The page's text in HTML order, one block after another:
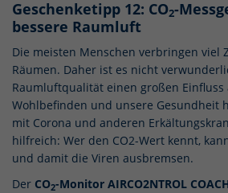
Geschenketipp 12: CO2-
bessere Raumluft
Die meisten Menschen verbringen viel
Räumen. Daher ist es nicht
Raumluftqualität einen großen
Wohlbefinden und unsere Gesundheit
mit Corona und anderen
hilfreich: Wer den CO2-Wert kennt,
und damit die Viren ausbremsen.
Der CO2-Monitor AIRCO2NTROL